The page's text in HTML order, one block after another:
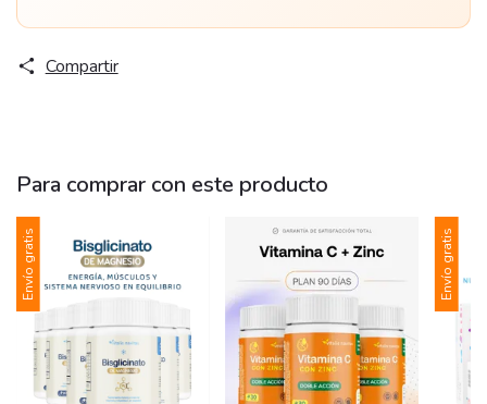
Compartir
Para comprar con este producto
Envío gratis Envío gratis